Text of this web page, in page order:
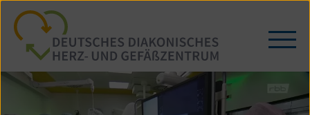
Zum
Seiteninhalt
springen
/